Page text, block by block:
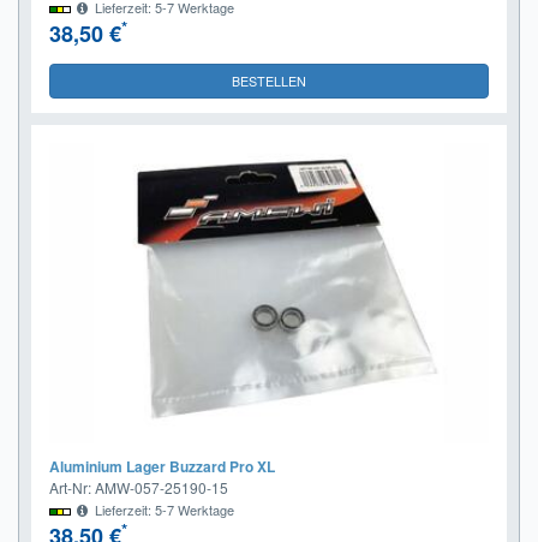
Lieferzeit: 5-7 Werktage
38,50 €*
BESTELLEN
Aluminium Lager Buzzard Pro XL
Art-Nr: AMW-057-25190-15
Lieferzeit: 5-7 Werktage
38,50 €*